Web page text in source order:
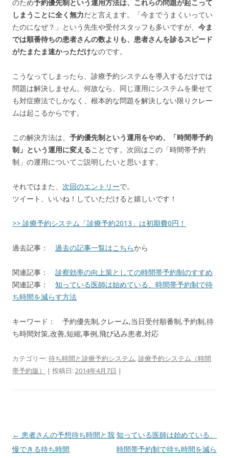
のため予約優先制という運用方法は、これらの問題が起こって
しまうことに全く無力だと言えます。「今までうまくいってい
たのになぜ？」という先生や受付スタッフも多いですが、 今ま
では順番待ちの患者さんの数よりも、患者さんを診るスピード
がたまたま速かっただけなのです。
こうなってしまったら、診療予約システムを導入するだけでは
問題は解決しません。何故なら、同じ運用にシステムを乗せて
も対症療法でしかなく、根本的な問題を解決しない限りクレー
ムは起こるからです。
この解決方法は、 予約優先制という運用をやめ、「時間帯予約
制」という運用に変えることです。次回はこの「時間帯予約
制」の運用についてご説明したいと思います。
それではまた、 次回のエントリーで。
ツイート、いいね！していただけると嬉しいです！
>> 診療予約システム「診療予約2013」は初期費0円！
過去記事： 過去の記事一覧はこちらから
関連記事： 診察効率の向上策としての時間帯予約制のすすめ
関連記事： 知っている医師は始めている、時間帯予約制で待
ち時間を減らす方法
キーワード： 予約優先制,クレーム,当日受付順番制,予約制,待
ち時間対策,改善,短縮,事例,飛び込み患者,対応
カテゴリー: 待ち時間と診療予約システム,診療予約システム（時間
帯予約版）
| 投稿日: 2014年4月7日 |
投
稿
← 患者さんの予想待ち時間と我
慢できる待ち時間
知っている医師は始めている、
時間帯予約制で待ち時間を減ら